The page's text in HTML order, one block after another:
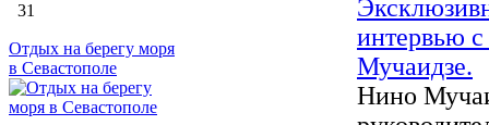
интервью
Мучаидзе.
Нино
31
Отдых на берегу моря
в Севастополе